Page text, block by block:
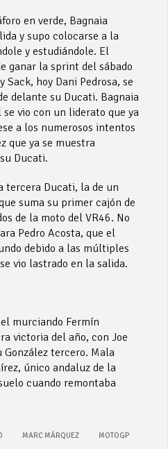
en verde, Bagnaia
y supo colocarse a la
y estudiándole. El
ganar la sprint del sábado
Sack, hoy Dani Pedrosa, se
delante su Ducati. Bagnaia
vio con un liderato que ya
a los numerosos intentos
que ya se muestra
Ducati.
tercera Ducati, la de un
suma su primer cajón de
de la moto del VR46. No
Pedro Acosta, que el
debido a las múltiples
vio lastrado en la salida.
murciando Fermín
victoria del año, con Joe
González tercero. Mala
único andaluz de la
cuando remontaba
MARC MÁRQUEZ MOTOGP